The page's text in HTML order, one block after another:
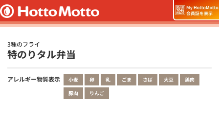
3種のフライ
特のりタル弁当
アレルギー物質表示 小麦 卵 乳 ごま さば 大豆
鶏肉
豚肉
りんご